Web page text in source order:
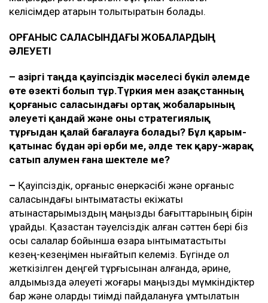
келісімдер қатарын толықтыратын болады.
ҚОРҒАНЫС САЛАСЫНДАҒЫ ЖОБАЛАРДЫҢ
ӘЛЕУЕТІ
– Қазіргі таңда қауіпсіздік мәселесі бүкіл әлемде
өте өзекті болып тұр.Түркия мен Қазақстанның
қорғаныс саласындағы ортақ жобаларының
әлеуеті қандай және оны стратегиялық
тұрғыдан қалай бағалауға болады? Бұл қарым-
қатынас бұдан әрі өрби ме, әлде тек қару-жарақ
сатып алумен ғана шектеле ме?
– Қауіпсіздік, қорғаныс өнеркәсібі және қорғаныс
саласындағы ынтымақтастық екіжақты
қатынастарымыздың маңызды бағыттарының бірін
құрайды. Қазақстан тәуелсіздік алған сәттен бері біз
осы салалар бойынша өзара ынтымақтастықты
кезең-кезеңімен нығайтып келеміз. Бүгінде қол
жеткізілген деңгей тұрғысынан алғанда, әрине,
алдымызда әлеуеті жоғары маңызды мүмкіндіктер
бар және оларды тиімді пайдалануға ұмтылатын